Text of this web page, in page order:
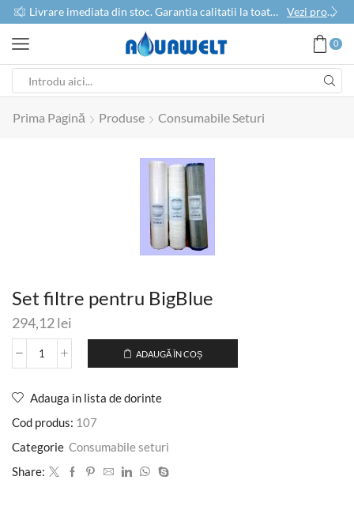
Livrare imediata din stoc. Garantia calitatii la toate produsele Vezi produse
0
Prima Pagină Produse Consumabile Seturi
Set filtre pentru BigBlue
294,12lei
ADAUGĂ ÎN COȘ
Adauga in lista de dorinte
Cod produs: 107
Categorie Consumabile seturi
Share: